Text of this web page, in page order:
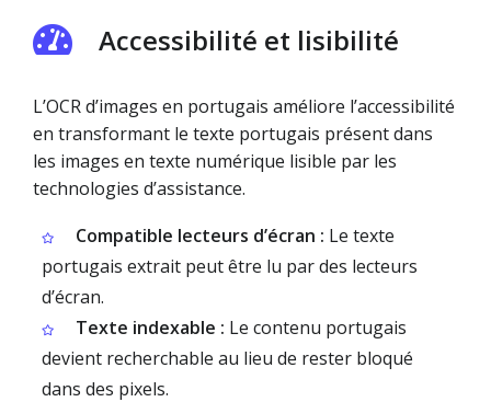
Accessibilité et lisibilité
L’OCR d’images en portugais améliore l’accessibilité
en transformant le texte portugais présent dans
les images en texte numérique lisible par les
technologies d’assistance.
Compatible lecteurs d’écran : Le texte
portugais extrait peut être lu par des lecteurs
d’écran.
Texte indexable : Le contenu portugais
devient recherchable au lieu de rester bloqué
dans des pixels.